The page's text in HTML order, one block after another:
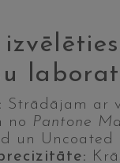
Strādājam ar
no Pantone
un Uncoated